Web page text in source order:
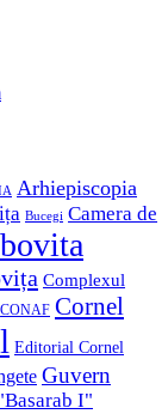
Opens
Arhiepiscopia
Bucegi Camera de
Complexul
CONAF Cornel
Editorial Cornel
Guvern
I"